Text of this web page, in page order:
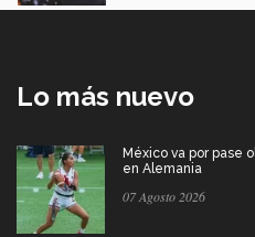
Lo más nuevo
México va por pase
en Alemania
07 Agosto 2026